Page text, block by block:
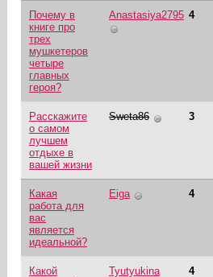
Почему в
книге про
трех
мушкетеров
четыре
главных
героя?
Anastasiya2795 4
Расскажите
о самом
лучшем
отдыхе в
вашей жизни
Sweta86 3
Какая
работа для
вас
является
идеальной?
Eiga 4
Какой
Tyutyukina 4